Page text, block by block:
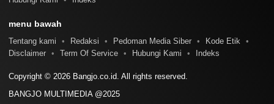
menu bawah
Tentang kami Redaksi Pedoman Media Siber
Kode Etik
Disclaimer
Term Of Service Hubungi Kami Indeks
Copyright © 2026 Bangjo.co.id. All rights reserved.
BANGJO MULTIMEDIA @2025